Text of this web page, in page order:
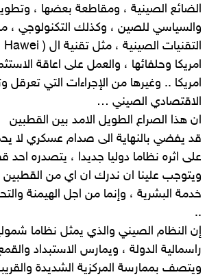
الضائع الصينية ، ومقاطعة بعضها ،
والسياسي للصين ، وكذلك التكنولوجي ،
امريكا وحلفائها ، والعمل على اعاقة
امريكا .. وغيرها من الإجراءات التي تعرقل
الاقتصادي الصيني …
ان هذا الصراع الطويل الامد بين القطبين
قد يفضي بالنهاية الى صدام عسكري لا
على اثره نظاما دوليا جديدا ، يتصدره احد
ويتوجب علينا ان ندرك ان اي من
خدمة البشرية ، وإنما من اجل الهيمنة
..
إن النظام الصيني والذي يمثل نظاما
راسمالية الدولة ، ويمارس الاستبداد
ويتصف بممارسة المركزية الشديدة